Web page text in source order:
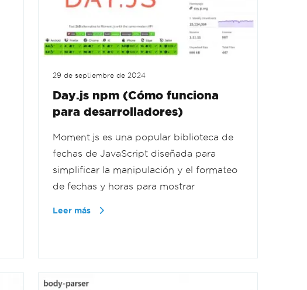
29 de septiembre de 2024
Day.js npm (Cómo funciona
para desarrolladores)
Moment.js es una popular biblioteca de
fechas de JavaScript diseñada para
simplificar la manipulación y el formateo
de fechas y horas para mostrar
Leer más